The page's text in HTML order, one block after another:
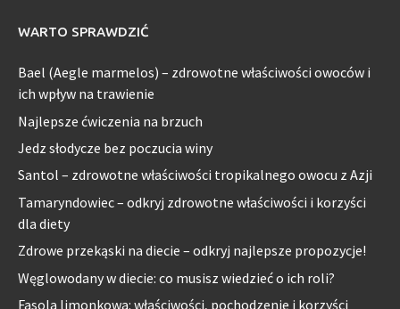
WARTO SPRAWDZIĆ
Bael (Aegle marmelos) – zdrowotne właściwości owoców i
ich wpływ na trawienie
Najlepsze ćwiczenia na brzuch
Jedz słodycze bez poczucia winy
Santol – zdrowotne właściwości tropikalnego owocu z Azji
Tamaryndowiec – odkryj zdrowotne właściwości i korzyści
dla diety
Zdrowe przekąski na diecie – odkryj najlepsze propozycje!
Węglowodany w diecie: co musisz wiedzieć o ich roli?
Fasola limonkowa: właściwości, pochodzenie i korzyści